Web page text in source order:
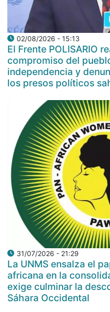
02/08/2026 - 15:13
El Frente POLISARIO
compromiso del
independencia y
los presos políticos
31/07/2026 - 21:29
La UNMS ensalza el
africana en la
exige culminar la
Sáhara Occidental